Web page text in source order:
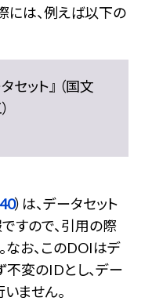
には、例えば以下の
セット』 （国文
）は、データセット
すので、引用の際
なお、このDOIはデ
不変のIDとし、デー
ません。